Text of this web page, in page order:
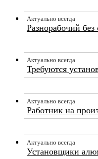
Актуально всегда
Разнорабочий
Актуально всегда
Требуются
Актуально всегда
Работник на
Актуально всегда
Установщики